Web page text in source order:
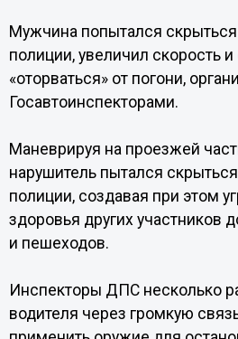
Мужчина попытался скрыться
полиции, увеличил скорость и
«оторваться» от погони,
Госавтоинспекторами.
Маневрируя на проезжей
нарушитель пытался
полиции, создавая при этом
здоровья других участников
и пешеходов.
Инспекторы ДПС несколько
водителя через громкую